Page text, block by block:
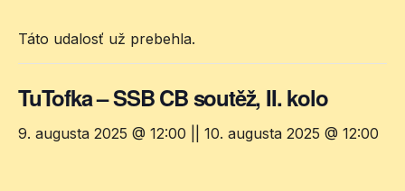
Táto udalosť už prebehla.
TuTofka – SSB CB soutěž, II. kolo
9. augusta 2025 @ 12:00 10. augusta 2025 @ 12:00